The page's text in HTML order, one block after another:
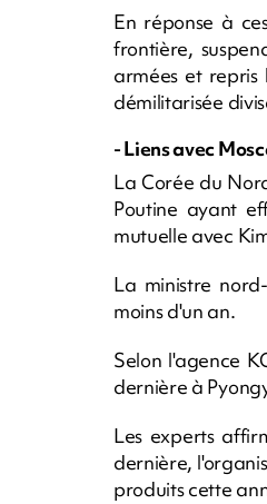
En réponse à
frontière,
armées et repris
démilitarisée
- Liens avec
La Corée du
Poutine ayant
mutuelle avec
La ministre
moins d'un an.
Selon l'agence
dernière à
Les experts
dernière,
produits cette